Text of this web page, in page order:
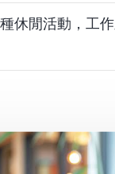
休閒活動，工